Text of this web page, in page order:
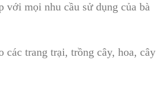
với mọi nhu cầu sử dụng của bà
các trang trại, trồng cây, hoa, cây